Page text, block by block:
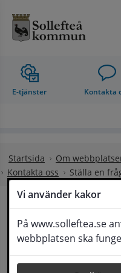
Vi använder kakor
På www.solleftea.se
webbplatsen ska
E-tjänster Kontakta
Startsida
Om
Kontakta oss
Ställa en
Ställa en fråga
Om din fråga är